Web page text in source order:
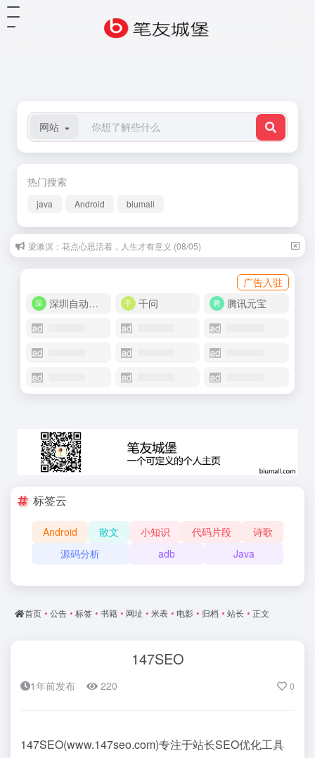
网站
热门搜索
java Android biumall
梁漱溟：花点心思活着，人生才有意义 (08/05)
广告入驻
深圳自动化商城
千问 腾讯元宝
标签云
Android 散文 小知识 代码片段
诗歌
源码分析
adb Java
首页 • 公告 • 标签 • 书籍 • 网址 • 米表 • 电影 • 归档 • 站长 • 正文
147SEO
1年前发布 220 0
147SEO(www.147seo.com)专注于站长SEO优化工具